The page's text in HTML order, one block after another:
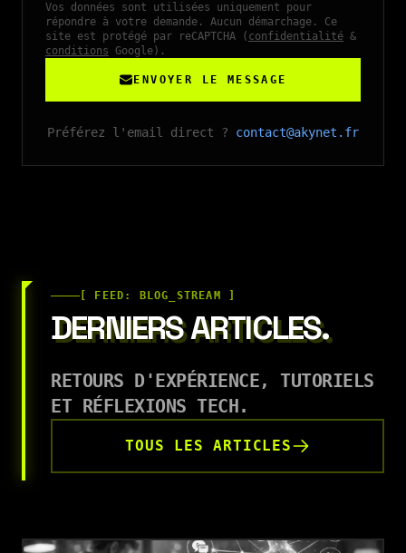
Vos données sont utilisées uniquement pour
répondre à votre demande. Aucun démarchage.
Ce
site est protégé par reCAPTCHA ( confidentialité &
conditions Google).
ENVOYER LE MESSAGE
Préférez l'email direct ? contact@akynet.fr
[ FEED: BLOG_STREAM ]
DERNIERS ARTICLES.
RETOURS D'EXPÉRIENCE, TUTORIELS
ET RÉFLEXIONS TECH.
TOUS LES ARTICLES